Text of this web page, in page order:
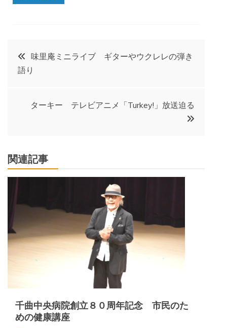
投
稿
ゲ
ー
シ
ョ
ン
味里庵ミニライブ ギターやウクレレの弾き
語り
ターキー テレビアニメ「Turkey!」放送迫る
関連記事
千曲中央病院創立８０周年記念 市民のた
めの健康講座